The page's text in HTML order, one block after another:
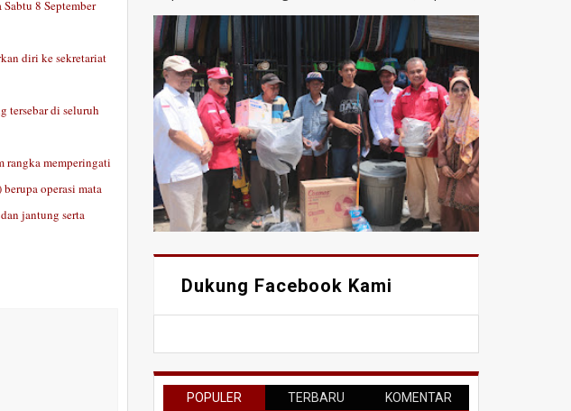
8 September
diri ke sekretariat
tersebar di seluruh
rangka memperingati
operasi mata
jantung serta
Dukung Facebook Kami
POPULER TERBARU KOMENTAR